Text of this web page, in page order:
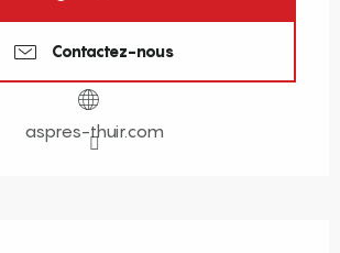
Contactez-nous
aspres-thuir.com